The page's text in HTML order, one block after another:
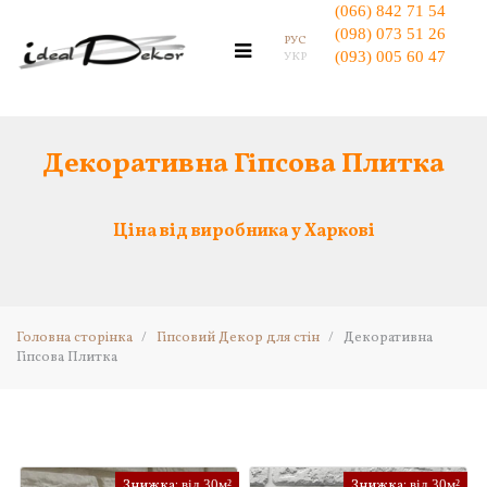
Головна
Декоративна Цегла
Гнучкі Панелі з Моху
Органайзери
РУС
УКР
(066) 842 71 54
(098) 073 51 26
(093) 005 60 47
Декоративна Гіпсова Плитка
Ціна від виробника у Харкові
Головна сторінка / Гіпсовий Декор для стін / Декоративна
Гіпсова Плитка